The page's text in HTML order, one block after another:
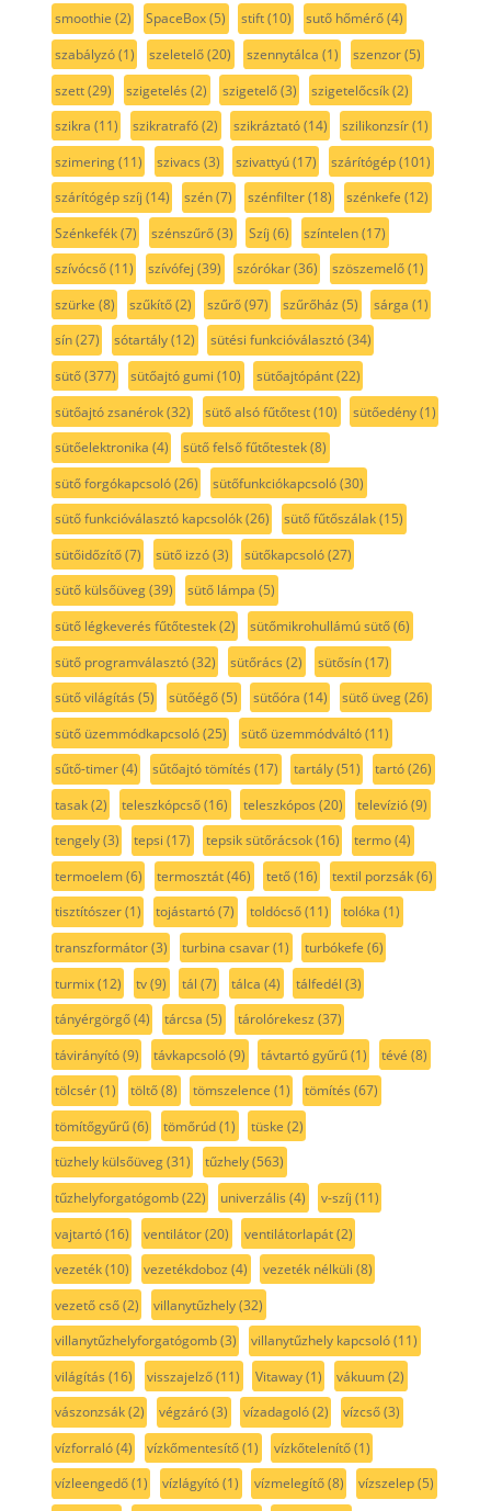
smoothie (2) SpaceBox(5) stift(10) sutő hőmérő(4)
szabályzó(1) szeletelő(20) szennytálca (1) szenzor(5)
szett(29) szigetelés (2) szigetelő(3) szigetelőcsík(2)
szikra (11) szikratrafó(2) szikráztató(14) szilikonzsír(1)
szimering(11) szivacs (3) szivattyú(17) szárítógép(101)
szárítógép szíj (14) szén(7) szénfilter(18) szénkefe (12)
Szénkefék(7) szénszűrő(3) Szíj (6) színtelen(17)
szívócső(11) szívófej (39) szórókar(36) szöszemelő(1)
szürke (8) szűkítő(2) szűrő(97) szűrőház (5) sárga (1)
sín(27) sótartály(12) sütési funkcióválasztó(34)
sütő(377) sütőajtó gumi (10) sütőajtópánt(22)
sütőajtó zsanérok(32) sütő alsó fűtőtest(10) sütőedény(1)
sütőelektronika (4) sütő felső fűtőtestek(8)
sütő forgókapcsoló(26) sütőfunkciókapcsoló(30)
sütő funkcióválasztó kapcsolók(26) sütő fűtőszálak(15)
sütőidőzítő(7) sütő izzó(3) sütőkapcsoló(27)
sütő külsőüveg(39) sütő lámpa (5)
sütő légkeverés fűtőtestek(2) sütőmikrohullámú sütő(6)
sütő programválasztó(32) sütőrács (2) sütősín(17)
sütő világítás (5) sütőégő(5) sütőóra (14) sütő üveg(26)
sütő üzemmódkapcsoló(25) sütő üzemmódváltó(11)
sűtő-timer(4) sűtőajtó tömítés (17) tartály(51) tartó(26)
tasak(2) teleszkópcső(16) teleszkópos (20) televízió(9)
tengely(3) tepsi (17) tepsik sütőrácsok(16) termo(4)
termoelem(6) termosztát(46) tető(16) textil porzsák(6)
tisztítószer(1) tojástartó(7) toldócső(11) tolóka (1)
transzformátor(3) turbina csavar(1) turbókefe (6)
turmix(12) tv(9) tál (7) tálca (4) tálfedél (3)
tányérgörgő(4) tárcsa (5) tárolórekesz (37)
távirányító(9) távkapcsoló(9) távtartó gyűrű(1) tévé (8)
tölcsér(1) töltő(8) tömszelence (1) tömítés (67)
tömítőgyűrű(6) tömőrúd(1) tüske (2)
tüzhely külsőüveg(31) tűzhely(563)
tűzhelyforgatógomb(22) univerzális (4) v-szíj (11)
vajtartó(16) ventilátor(20) ventilátorlapát(2)
vezeték(10) vezetékdoboz (4) vezeték nélküli (8)
vezető cső(2) villanytűzhely(32)
villanytűzhelyforgatógomb(3) villanytűzhely kapcsoló(11)
világítás (16) visszajelző(11) Vitaway(1) vákuum(2)
vászonzsák(2) végzáró(3) vízadagoló(2) vízcső(3)
vízforraló(4) vízkőmentesítő(1) vízkőtelenítő(1)
vízleengedő(1) vízlágyító(1) vízmelegítő(8) vízszelep(5)